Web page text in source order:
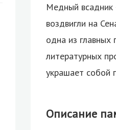
Медный всадник
воздвигли на
одна из главных
литературных
украшает собой
Описание